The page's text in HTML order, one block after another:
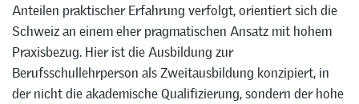
Anteilen praktischer Erfahrung verfolgt, orientiert sich die
Schweiz an einem eher pragmatischen Ansatz mit hohem
Praxisbezug. Hier ist die Ausbildung zur
Berufsschullehrperson als Zweitausbildung konzipiert, in
der nicht die akademische Qualifizierung, sondern der hohe